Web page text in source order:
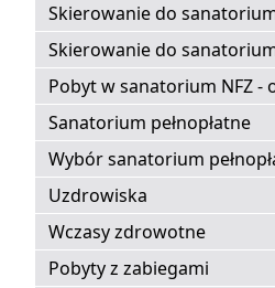
Skierowanie do
Skierowanie do
Pobyt w sanatorium NFZ -
Sanatorium pełnopłatne
Wybór sanatorium
Uzdrowiska
Wczasy zdrowotne
Pobyty z zabiegami